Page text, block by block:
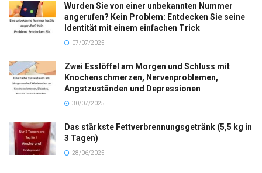
Wurden Sie von einer unbekannten Nummer
angerufen? Kein Problem: Entdecken Sie seine
Identität mit einem einfachen Trick
07/07/2025
Zwei Esslöffel am Morgen und Schluss mit
Knochenschmerzen, Nervenproblemen,
Angstzuständen und Depressionen
30/07/2025
Das stärkste Fettverbrennungsgetränk (5,5 kg in
3 Tagen)
28/06/2025